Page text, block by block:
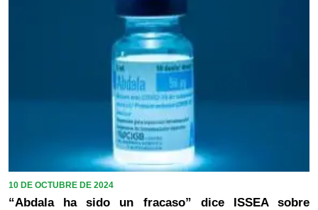
10 DE OCTUBRE DE 2024
“Abdala ha sido un fracaso” dice ISSEA sobre